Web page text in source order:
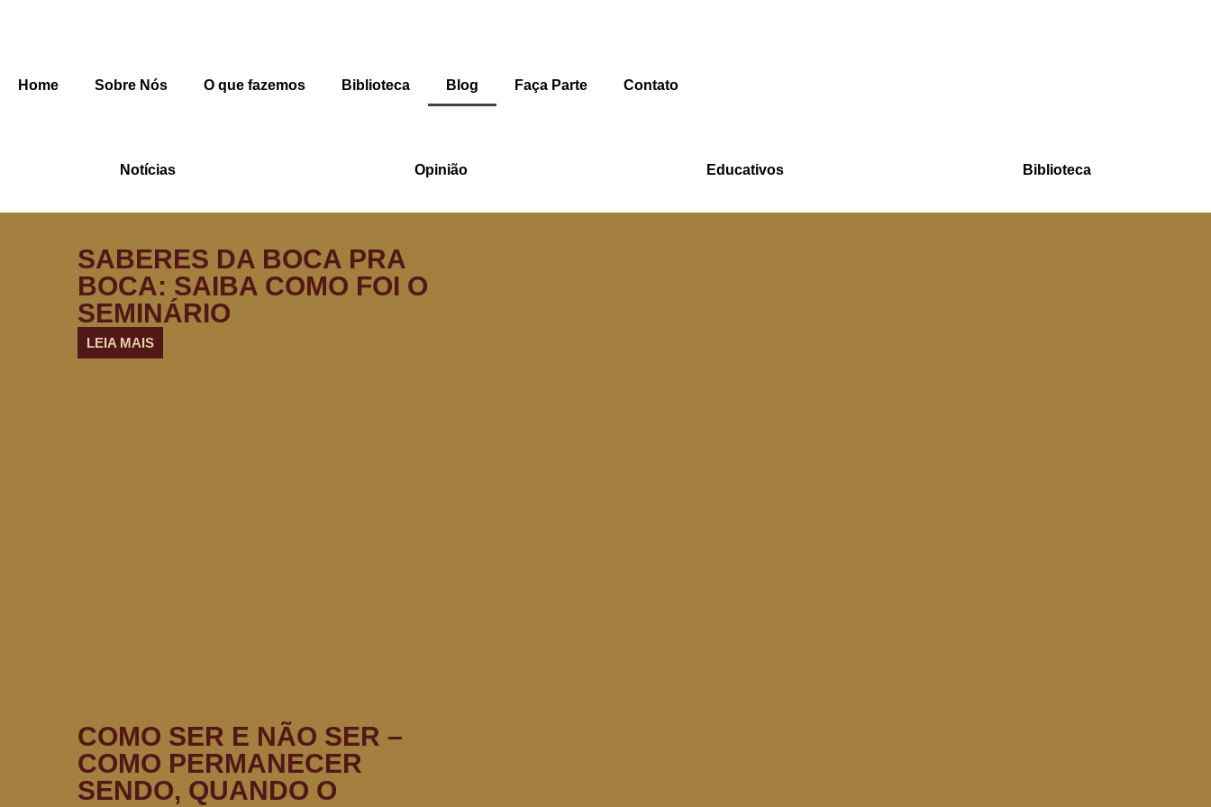
Home Sobre Nós O que fazemos Biblioteca Blog Faça Parte Contato
Notícias Opinião Educativos Biblioteca
SABERES DA BOCA PRA
BOCA: SAIBA COMO FOI O
SEMINÁRIO
LEIA MAIS
COMO SER E NÃO SER –
COMO PERMANECER
SENDO, QUANDO O